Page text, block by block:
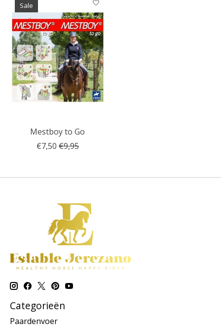
Sale
Mestboy to Go
€7,50 €9,95
Categorieën
Paardenvoer